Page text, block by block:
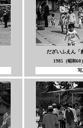
だざいふえん「
1985（昭和